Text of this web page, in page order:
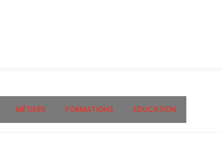
MÉTIERS FORMATIONS EDUCATION